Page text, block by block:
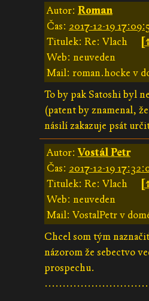
Autor: Roman
Čas: 2017-12-19
Titulek: Re: Vlach
Web: neuveden
Mail: roman.hocke v
To by pak Satoshi byl
(patent by znamenal,
násilí zakazuje psát
Autor:Vostál Petr
Čas: 2017-12-19
Titulek: Re: Vlach
Web: neuveden
Mail: VostalPetr v
Chcel som tým
názorom že sebectvo
prospechu.